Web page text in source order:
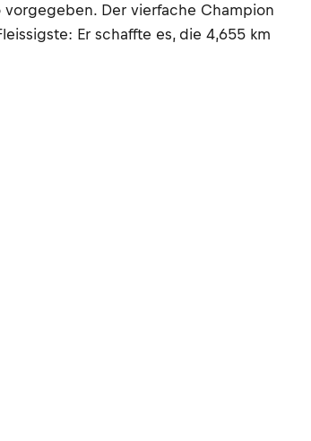
Der vierfache Champion
Er schaffte es, die 4,655 km